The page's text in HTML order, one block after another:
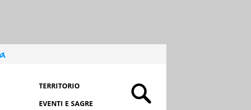
TERRITORIO
EVENTI E SAGRE